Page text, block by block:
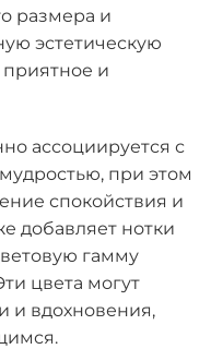
размера и
эстетическую
приятное и
ассоциируется с
при этом
спокойствия и
добавляет нотки
гамму
цвета могут
и вдохновения,